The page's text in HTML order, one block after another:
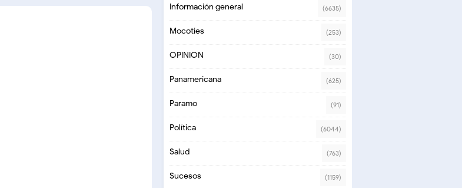
Información general (6635)
Mocoties (253)
OPINION (30)
Panamericana (625)
Paramo (91)
Política (6044)
Salud (763)
Sucesos (1159)